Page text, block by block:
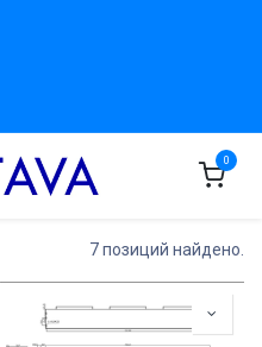
0
7 позиций найдено.